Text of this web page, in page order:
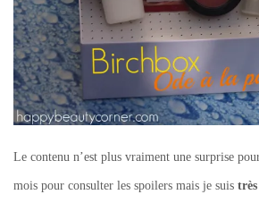
Le contenu n’est plus vraiment une surprise
mois pour consulter les spoilers mais je suis